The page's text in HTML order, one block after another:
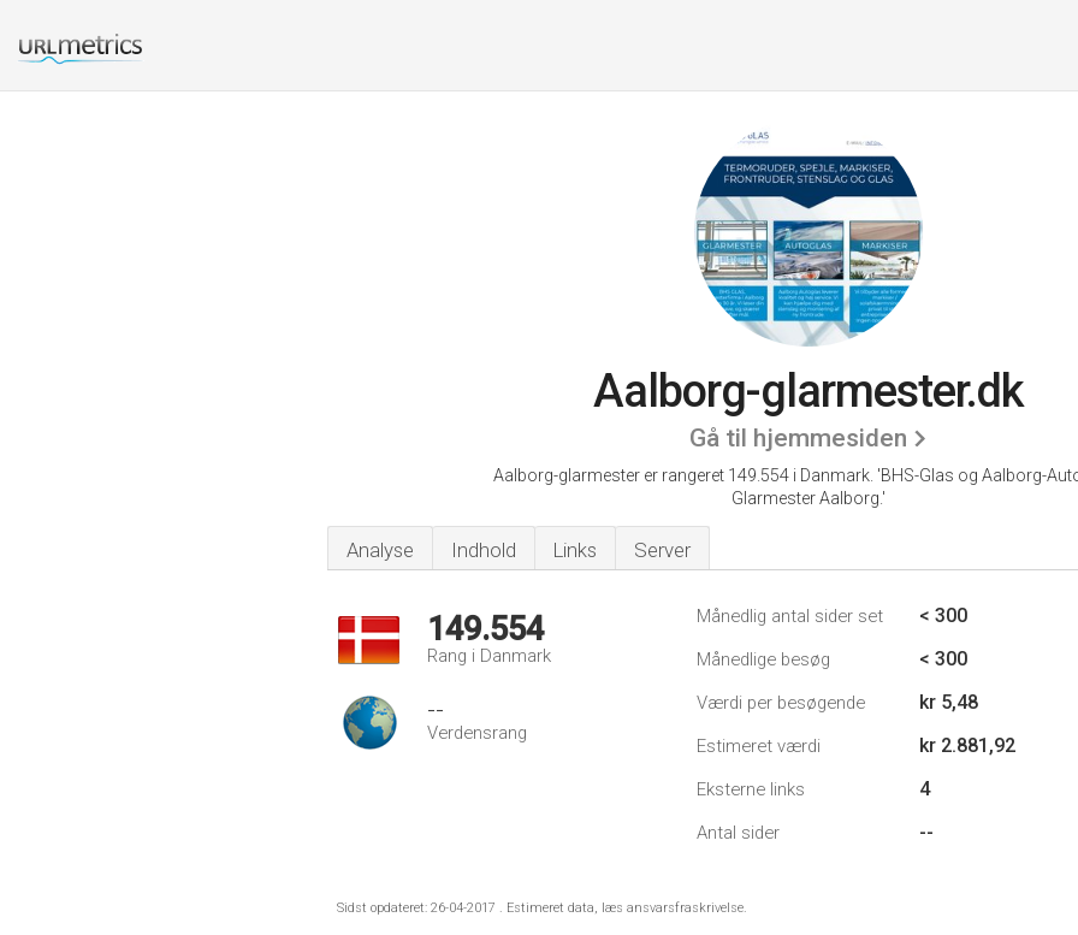
Aalborg-glarmester.dk
Gå til hjemmesiden
Aalborg-glarmester er rangeret 149.554 i Danmark. 'BHS-Glas og Aalborg-
Glarmester Aalborg.'
Analyse Indhold Links Server
149.554
Rang i Danmark
--
Verdensrang
Månedlig antal sider set < 300
Månedlige besøg < 300
Værdi per besøgende kr 5,48
Estimeret værdi kr 2.881,92
Eksterne links 4
Antal sider --
Sidst opdateret: 26-04-2017 . Estimeret data, læs ansvarsfraskrivelse.